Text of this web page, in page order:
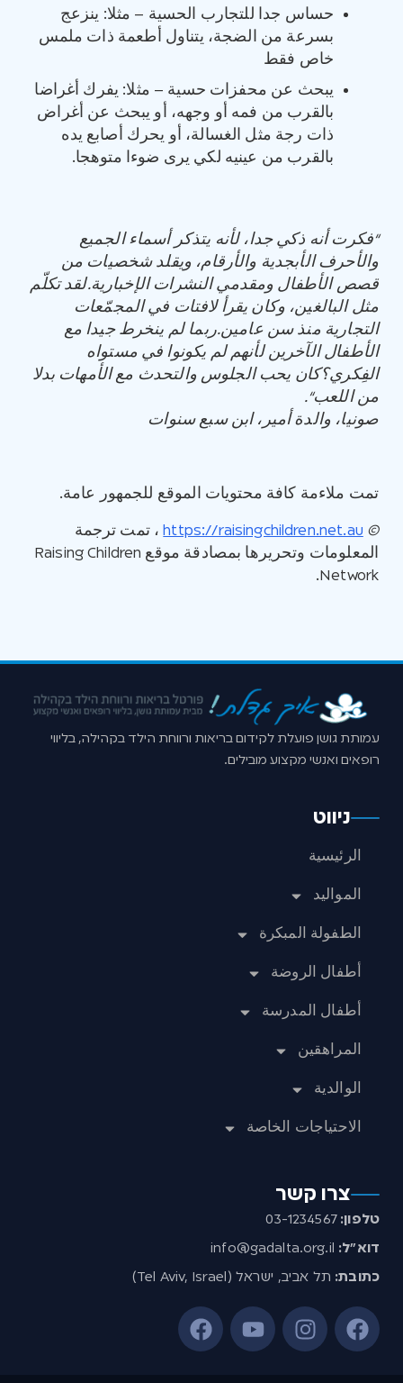
حساس جدا للتجارب الحسية – مثلا: ينزعج
بسرعة من الضجة، يتناول أطعمة ذات ملمس
خاص فقط
يبحث عن محفزات حسية – مثلا: يفرك أغراضا
بالقرب من فمه أو وجهه، أو يبحث عن أغراض
ذات رجة مثل الغسالة، أو يحرك أصابع يده
بالقرب من عينيه لكي يرى ضوءا متوهجا.
“فكرت أنه ذكي جدا، لأنه يتذكر أسماء الجميع
والأحرف الأبجدية والأرقام، ويقلد شخصيات من
قصص الأطفال ومقدمي النشرات الإخبارية.لقد تكلّم
مثل البالغين، وكان يقرأ لافتات في المجمّعات
التجارية منذ سن عامين.ربما لم ينخرط جيدا مع
الأطفال الآخرين لأنهم لم يكونوا في مستواه
الفِكري؟كان يحب الجلوس والتحدث مع الأمهات بدلا
من اللعب“.
صونيا، والدة أمير، ابن سبع سنوات
تمت ملاءمة كافة محتويات الموقع للجمهور عامة.
©
https://raisingchildren.net.au، تمت ترجمة
المعلومات وتحريرها بمصادقة موقع Raising Children
Network.
עמותת גושן פועלת לקידום בריאות ורווחת הילד בקהילה, בליווי
רופאים ואנשי מקצוע מובילים.
ניווט
الرئيسية
المواليد
الطفولة المبكرة
أطفال الروضة
أطفال المدرسة
المراهقين
الوالدية
الاحتياجات الخاصة
צרו קשר
טלפון: 03-1234567
דוא”ל: info@gadalta.org.il
כתובת: תל אביב, ישראל (Tel Aviv, Israel)